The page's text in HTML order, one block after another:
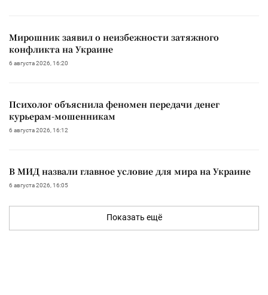
Мирошник заявил о неизбежности затяжного
конфликта на Украине
6 августа 2026, 16:20
Психолог объяснила феномен передачи денег
курьерам-мошенникам
6 августа 2026, 16:12
В МИД назвали главное условие для мира на Украине
6 августа 2026, 16:05
Показать ещё